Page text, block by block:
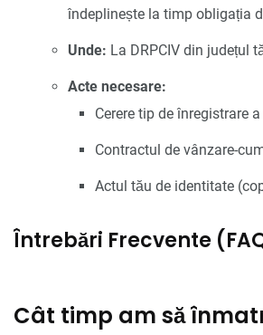
îndeplinește la timp obligația
Unde: La DRPCIV din județul
Acte necesare:
Cerere tip de înregistrare
Contractul de vânzare-
Actul tău de identitate
Întrebări Frecvente
Cât timp am să